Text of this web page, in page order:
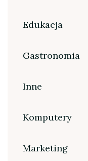
Edukacja
Gastronomia
Inne
Komputery
Marketing